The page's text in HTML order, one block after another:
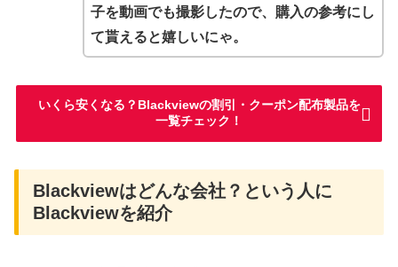
子を動画でも撮影したので、購入の参考にし
て貰えると嬉しいにゃ。
いくら安くなる？Blackviewの割引・クーポン配布製品を
一覧チェック！
Blackviewはどんな会社？という人に
Blackviewを紹介